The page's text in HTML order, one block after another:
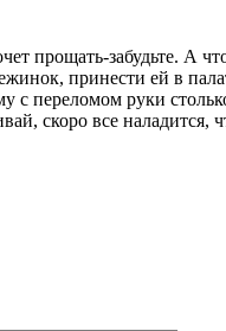
прощать-забудьте. А
принести ей в
с переломом руки
скоро все наладится,